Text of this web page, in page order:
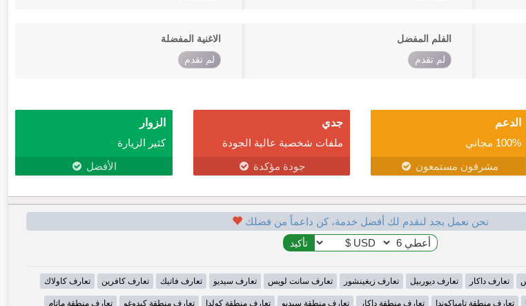
الفلم المفضل
لم تقدم
الاغنية المفضلة
لم تقدم
الدعم
100% مجاني
مشرفون مستمعون
جدي
ملفات شخصية عالية الجودة
جودة مؤكدة
الزوار
كثير الزيارة
الأفضل
نحن نعمل بجد لنقدم لك أفضل خدمة، كن داعماً من فضلك
تعارف داكار تعارف ديوربيل تعارف زيغينشور تعارف سانت لويس تعارف سيديو تعارف فاتيك تعارف كافرين تعارف كاولاك
تعارف منطقة تامباكوندا تعارف منطقة داكار تعارف منطقة سيديو تعارف منطقة كولدا تعارف منطقة كيدوغو تعارف منطقة ماتام